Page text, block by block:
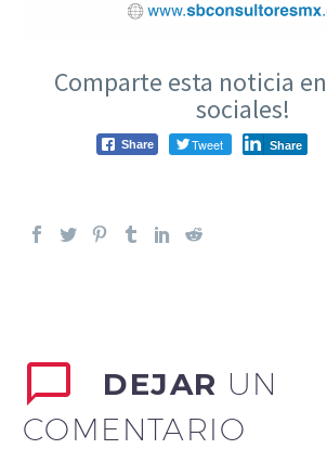
Comparte esta noticia
sociales!
Share Tweet Share
DEJAR UN
COMENTARIO